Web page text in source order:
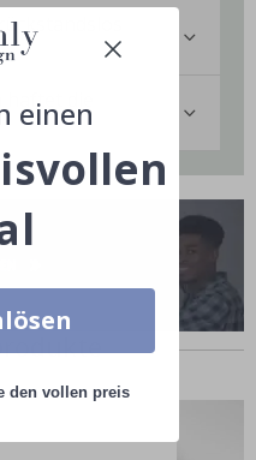
die
einen
den vollen preis